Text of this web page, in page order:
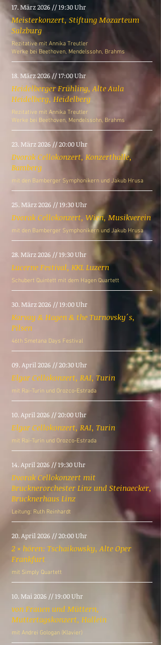
17. März 2026 // 19:30 Uhr
Meisterkonzert, Stiftung Mozarteum
Salzburg
Rezitative mit Annika Treutler
Werke bei Beethoven, Mendelssohn, Brahms
18. März 2026 // 17:00 Uhr
Heidelberger Frühling, Alte Aula
Heidelberg, Heidelberg
Rezitative mit Annika Treutler
Werke bei Beethoven, Mendelssohn, Brahms
23. März 2026 // 20:00 Uhr
Dvorak Cellokonzert, Konzerthalle,
Bamberg
mit den Bamberger Symphonikern und Jakub Hrusa
25. März 2026 // 19:30 Uhr
Dvorak Cellokonzert, Wien, Musikverein
mit den Bamberger Symphonikern und Jakub Hrusa
28. März 2026 // 19:30 Uhr
Lucerne Festival, KKL Luzern
Schubert Quintett mit dem Hagen Quartett
30. März 2026 // 19:00 Uhr
Karvay & Hagen & the Turnovsky´s,
Pilsen
46th Smetana Days Festival
09. April 2026 // 20:30 Uhr
Elgar Cellokonzert, RAI, Turin
mit Rai-Turin und Orozco-Estrada
10. April 2026 // 20:00 Uhr
Elgar Cellokonzert, RAI, Turin
mit Rai-Turin und Orozco-Estrada
14. April 2026 // 19:30 Uhr
Dvorak Cellokonzert mit
Brucknerorchester Linz und Steinaecker,
Brucknerhaus Linz
Leitung: Ruth Reinhardt
20. April 2026 // 20:00 Uhr
2 × hören: Tschaikowsky, Alte Oper
Frankfurt
mit Simply Quartett
10. Mai 2026 // 19:00 Uhr
von Frauen und Müttern,
Muttertagskonzert, Hallein
mit Andrei Gologan (Klavier)